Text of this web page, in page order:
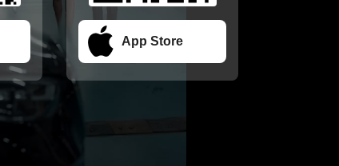
App Store